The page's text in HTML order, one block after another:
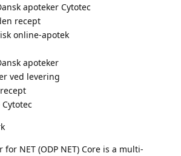
apoteker Cytotec
recept
online-apotek
apoteker
ved levering
NET (ODP NET) Core is a multi-